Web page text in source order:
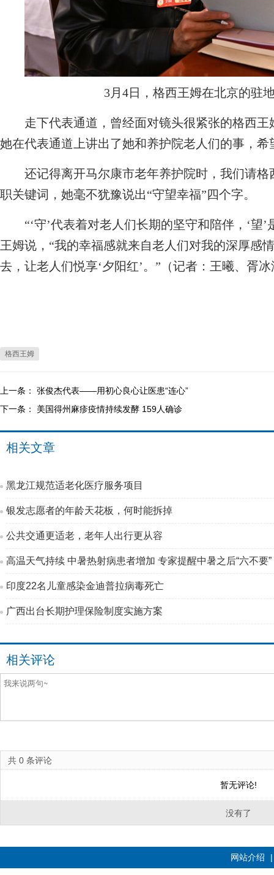
3月4日，格西王姆在北京的驻
走下代表通道，曾经面对镜头很紧张的格西王
她在代表通道上讲出了她和养护院老人们的事，
还记得离开马尔康市老年养护院时，我们请格
职关键词，她毫不犹豫说出“守望幸福”四个字。
“‘守’代表着对老人们长期的坚守和陪伴，‘望’
王姆说，“我的幸福感就来自老人们对我的深厚感
去，让老人们悦享‘夕阳红’。”（记者：王曦、胥
格西王姆
上一条： 张俊杰代表——用初心良心让医患“连心”
下一条： 美国得州麻疹疫情持续发酵 159人确诊
相关文章
黑龙江规范适老化医疗服务项目
银发志愿者的年龄天花板，何时能拆掉
公共交通更适老，老年人出行更从容
高温天气持续 中暑热射病患者增加 专家提醒中暑之后“六不要”
印度22名儿童感染金迪普拉病毒死亡
广西出台长期护理保险制度实施方案
相关评论
共 0 条评论
暂无评论!
没有了
网站介绍